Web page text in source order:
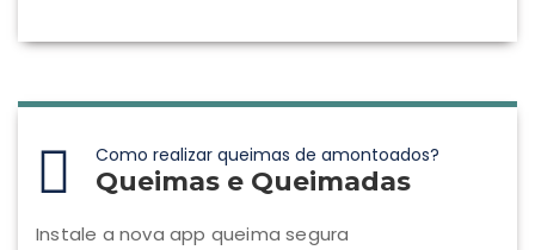
Como realizar queimas de amontoados?
Queimas e Queimadas
Instale a nova app queima segura